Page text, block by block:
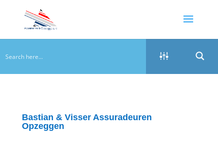
Bastian & Visser Assuradeuren
Opzeggen